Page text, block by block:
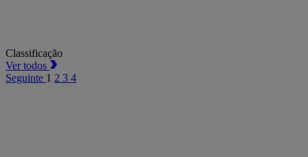
Classificação
Ver todos
Seguinte 1 2 3 4